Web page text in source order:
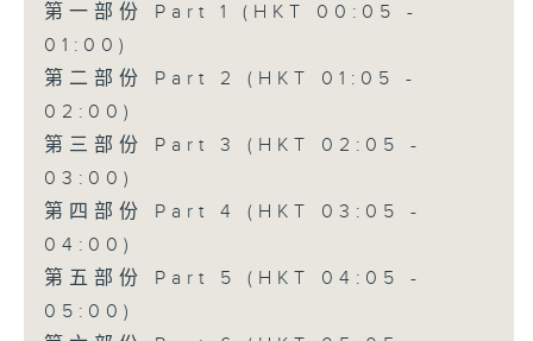
第一部份 Part 1 (HKT 00:05 -
01:00)
第二部份 Part 2 (HKT 01:05 -
02:00)
第三部份 Part 3 (HKT 02:05 -
03:00)
第四部份 Part 4 (HKT 03:05 -
04:00)
第五部份 Part 5 (HKT 04:05 -
05:00)